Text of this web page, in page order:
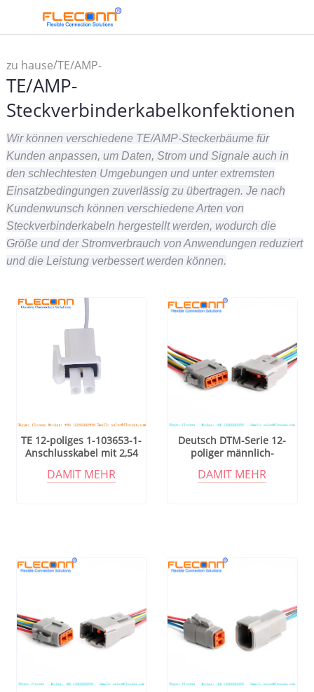
zu hause/TE/AMP-
Steckverbinderkabelkonfektionen
TE/AMP-
Steckverbinderkabelkonfektionen
Wir können verschiedene TE/AMP-Steckerbäume für
Kunden anpassen, um Daten, Strom und Signale auch in
den schlechtesten Umgebungen und unter extremsten
Einsatzbedingungen zuverlässig zu übertragen. Je nach
Kundenwunsch können verschiedene Arten von
Steckverbinderkabeln hergestellt werden, wodurch die
Größe und der Stromverbrauch von Anwendungen reduziert
und die Leistung verbessert werden können.
TE 12-poliges 1-103653-1-
Anschlusskabel mit 2,54
DAMIT MEHR
Deutsch DTM-Serie 12-
poliger männlich-
Kfz-Steckverbinder,
DAMIT MEHR